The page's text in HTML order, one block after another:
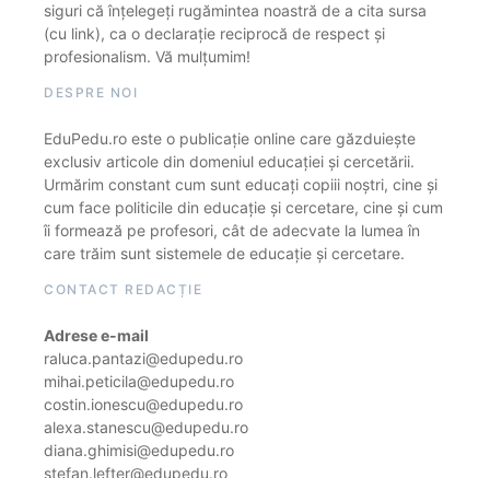
siguri că înțelegeți rugămintea noastră de a cita sursa
(cu link), ca o declarație reciprocă de respect și
profesionalism. Vă mulțumim!
DESPRE NOI
EduPedu.ro este o publicație online care găzduiește
exclusiv articole din domeniul educației și cercetării.
Urmărim constant cum sunt educați copiii noștri, cine și
cum face politicile din educație și cercetare, cine și cum
îi formează pe profesori, cât de adecvate la lumea în
care trăim sunt sistemele de educație și cercetare.
CONTACT REDACȚIE
Adrese e-mail
raluca.pantazi@edupedu.ro
mihai.peticila@edupedu.ro
costin.ionescu@edupedu.ro
alexa.stanescu@edupedu.ro
diana.ghimisi@edupedu.ro
stefan.lefter@edupedu.ro